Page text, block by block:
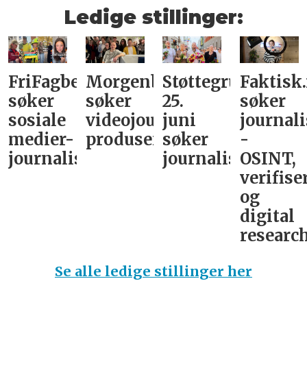
Ledige stillinger:
FriFagbevegelse
søker
sosiale
medier-
journalist
Morgenbladet
søker
videojournalist/podkast-
produsent
Støttegruppa
25.
juni
søker
journalist
søker
-
OSINT,
og
digital
Se alle ledige stillinger her